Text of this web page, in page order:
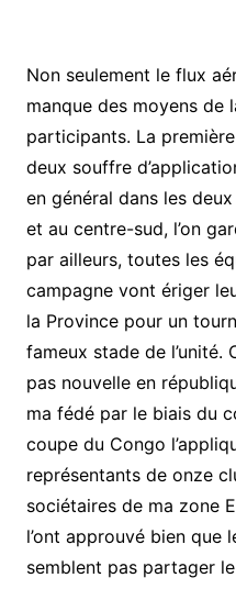
Non seulement le flux
manque des moyens de
participants. La
deux souffre
en général dans les
et au centre-sud, l’on
par ailleurs, toutes les
campagne vont ériger
la Province pour un
fameux stade de l’unité.
pas nouvelle en
ma fédé par le biais du
coupe du Congo
représentants de onze
sociétaires de ma zone
l’ont approuvé bien que
semblent pas partager